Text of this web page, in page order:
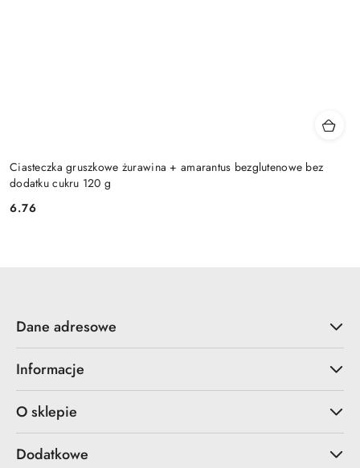
Ciasteczka gruszkowe żurawina + amarantus bezglutenowe bez
dodatku cukru 120 g
Cena:
6.76
Dane adresowe
Informacje
O sklepie
Dodatkowe